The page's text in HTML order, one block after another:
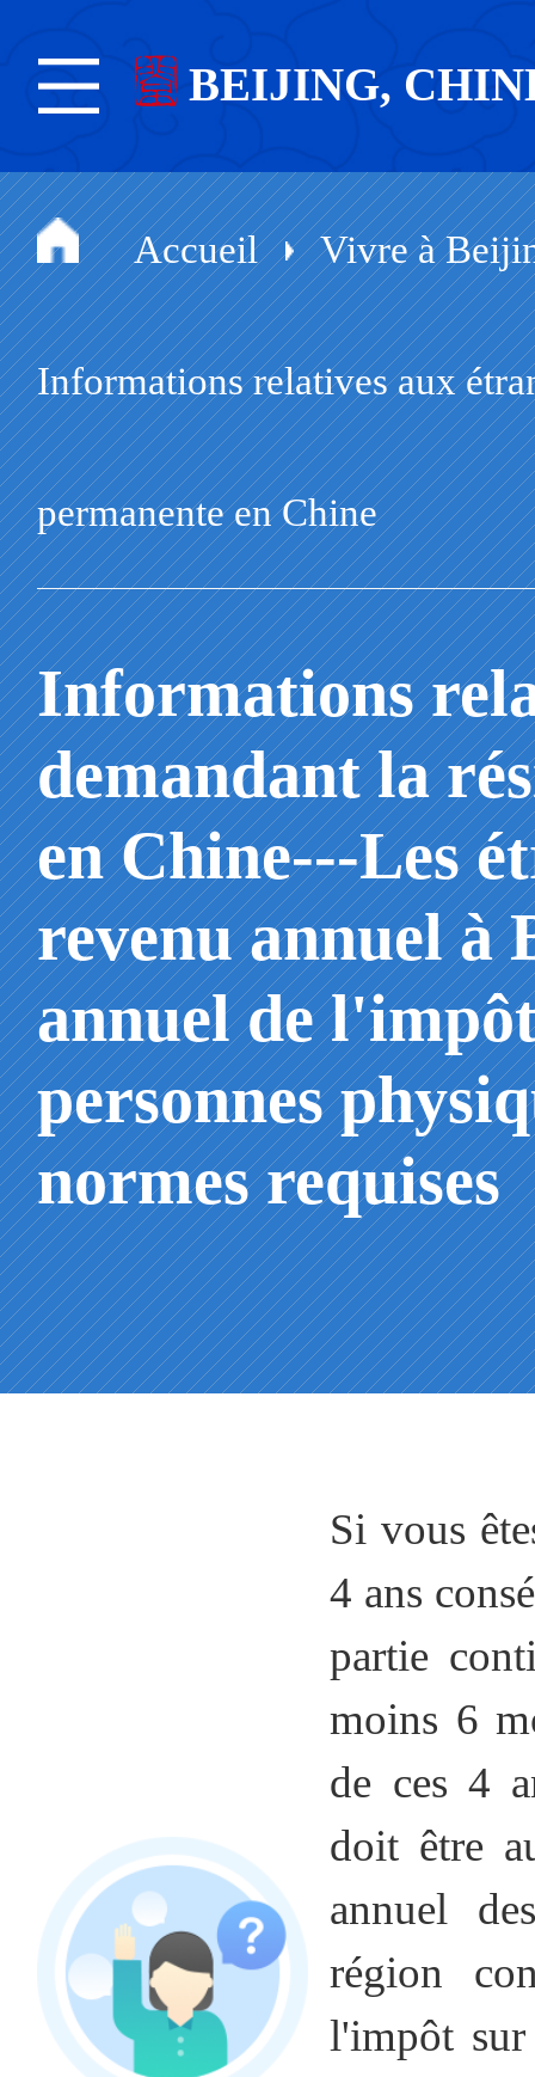
BEIJING,
Accueil Vivre à
Informations relatives aux
permanente en Chine
Informations
demandant la
en Chine---Les
revenu annuel à
annuel de
personnes
normes requises
Si vous
4 ans
partie
moins 6
de ces 4
doit être
annuel
région
l'impôt